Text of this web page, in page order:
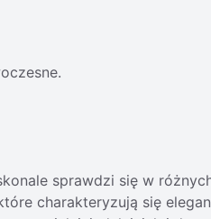
sprawdzi się w
charakteryzują się